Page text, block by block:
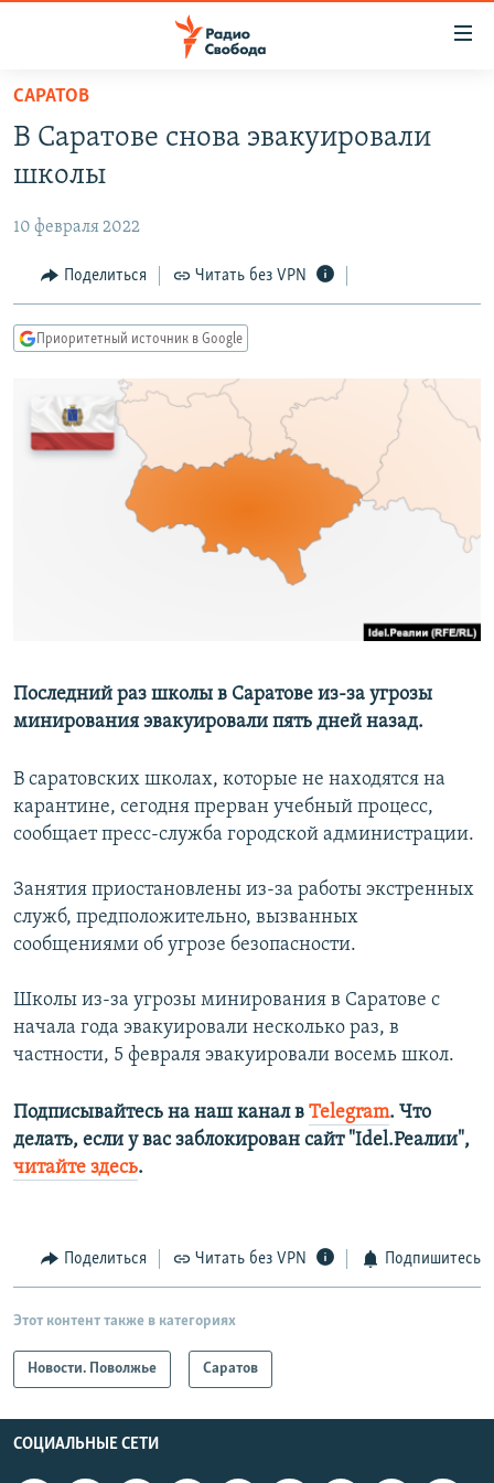
упрощенного
доступа
основному
Вернутся
главной
навигации
поиску
ПОДКАСТЫ
ЦИТАТЫ СВОБОДЫ
МНЕНИЯ
IDEL.РЕАЛИИ
КАВКАЗ.РЕАЛИИ
СЕВЕР.РЕАЛИИ
СИБИРЬ.РЕАЛИИ
РАСПИСАНИЕ ВЕЩАНИЯ
ПОДПИШИТЕСЬ НА РАССЫЛКУ
САРАТОВ
В Саратове снова эвакуировали
школы
10 февраля 2022
Поделиться Читать без VPN
Приоритетный источник в Google
Последний раз школы в Саратове из-за угрозы
минирования эвакуировали пять дней назад.
В саратовских школах, которые не находятся на
карантине, сегодня прерван учебный процесс,
сообщает пресс-служба городской администрации.
Занятия приостановлены из-за работы экстренных
служб, предположительно, вызванных
сообщениями об угрозе безопасности.
Школы из-за угрозы минирования в Саратове с
начала года эвакуировали несколько раз, в
частности, 5 февраля эвакуировали восемь школ.
Подписывайтесь на наш канал в Telegram. Что
делать, если у вас заблокирован сайт "Idel.Реалии",
читайте здесь.
Поделиться Читать без VPN Подпишитесь
Этот контент также в категориях
Новости. Поволжье Саратов
СОЦИАЛЬНЫЕ СЕТИ